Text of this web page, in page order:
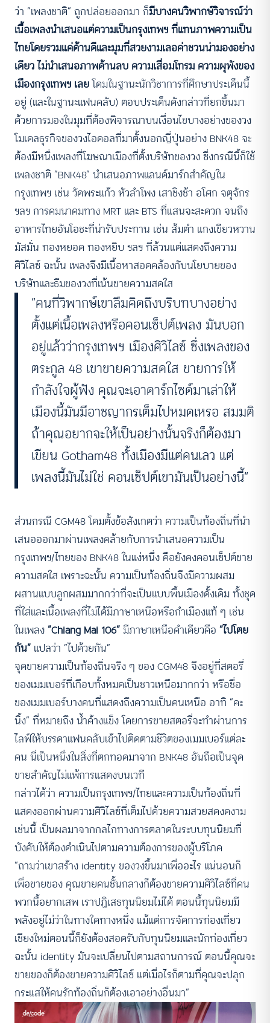
ว่า “เพลงชาติ” ถูกปล่อยออกมา ก็มีบางคนวิพากษ์วิจารณ์ว่า
เนื้อเพลงนำเสนอแต่ความเป็นกรุงเทพฯ ที่แทนภาพความเป็น
ไทยโดยรวมแค่ด้านดีและมุมที่สวยงามเลอค่าชวนน่ามองอย่าง
เดียว ไม่นำเสนอภาพด้านลบ ความเสื่อมโทรม ความผุพังของ
เมืองกรุงเทพฯ เลยโดมในฐานะนักวิชาการที่ศึกษาประเด็นนี้
อยู่ (และในฐานะแฟนคลับ) ตอบประเด็นดังกล่าวที่ยกขึ้นมา
ด้วยการมองในมุมที่ต้องพิจารณาบนเงื่อนไขบางอย่างของวง
โมเดลธุรกิจของวงไอดอลที่มาตั้งนอกญี่ปุ่นอย่าง BNK48 จะ
ต้องมีหนึ่งเพลงที่โฆษณาเมืองที่ตั้งบริษัทของวง ซึ่งกรณีนี้ก็ใช้
เพลงชาติ “BNK48” นำเสนอภาพแลนด์มาร์กสำคัญใน
กรุงเทพฯ เช่น วัดพระแก้ว หัวลำโพง เสาชิงช้า อโศก จตุจักร
ฯลฯ การคมนาคมทาง MRT และ BTS ที่แสนจะสะดวก จนถึง
อาหารไทยอันโอชะที่น่ารับประทาน เช่น ส้มตำ แกงเขียวหวาน
มัสมั่น ทองหยอด ทองหยิบ ฯลฯ ที่ล้วนแต่แสดงถึงความ
ศิวิไลซ์ ฉะนั้น เพลงจึงมีเนื้อหาสอดคล้องกับนโยบายของ
บริษัทและธีมของวงที่เน้นขายความสดใส
“คนที่วิพากษ์เขาลืมคิดถึงบริบทบางอย่าง
ตั้งแต่เนื้อเพลงหรือคอนเซ็ปต์เพลง มันบอก
อยู่แล้วว่ากรุงเทพฯ เมืองศิวิไลซ์ ซึ่งเพลงของ
ตระกูล 48 เขาขายความสดใส ขายการให้
กำลังใจผู้ฟัง คุณจะเอาดาร์กไซด์มาเล่าให้
เมืองนี้มันมีอาชญากรเต็มไปหมดเหรอ สมมติ
ถ้าคุณอยากจะให้เป็นอย่างนั้นจริงก็ต้องมา
เขียน Gotham48 ทั้งเมืองมีแต่คนเลว แต่
เพลงนี้มันไม่ใช่ คอนเซ็ปต์เขามันเป็นอย่างนี้”
ส่วนกรณี CGM48 โดมตั้งข้อสังเกตว่า ความเป็นท้องถิ่นที่นำ
เสนอออกมาผ่านเพลงคล้ายกับการนำเสนอความเป็น
กรุงเทพฯ/ไทยของ BNK48 ในแง่หนึ่ง คือยังคงคอนเซ็ปต์ขาย
ความสดใส เพราะฉะนั้น ความเป็นท้องถิ่นจึงมีความผสม
ผสานแบบลูกผสมมากกว่าที่จะเป็นแบบพื้นเมืองดั้งเดิม ทั้งชุด
ที่ใส่และเนื้อเพลงที่ไม่ได้มีภาษาเหนือหรือกำเมืองแท้ ๆ เช่น
ในเพลง“Chiang Mai 106”มีภาษาเหนือคำเดียวคือ “ไปโตย
กัน” แปลว่า “ไปด้วยกัน”
จุดขายความเป็นท้องถิ่นจริง ๆ ของ CGM48 จึงอยู่ที่สตอรี่
ของเมมเบอร์ที่เกือบทั้งหมดเป็นชาวเหนือมากกว่า หรือชื่อ
ของเมมเบอร์บางคนที่แสดงถึงความเป็นคนเหนือ อาทิ “คะ
นิ้ง” ที่หมายถึง น้ำค้างแข็ง โดยการขายสตอรี่จะทำผ่านการ
ไลฟ์ให้บรรดาแฟนคลับเข้าไปติดตามชีวิตของเมมเบอร์แต่ละ
คน นี่เป็นหนึ่งในสิ่งที่ตกทอดมาจาก BNK48 อันถือเป็นจุด
ขายสำคัญไม่แพ้การแสดงบนเวที
กล่าวได้ว่า ความเป็นกรุงเทพฯ/ไทยและความเป็นท้องถิ่นที่
แสดงออกผ่านความศิวิไลซ์ที่เต็มไปด้วยความสวยสดงดงาม
เช่นนี้ เป็นผลมาจากกลไกทางการตลาดในระบบทุนนิยมที่
บังคับให้ต้องดำเนินไปตามความต้องการของผู้บริโภค
“ถามว่าเขาสร้าง identity ของวงขึ้นมาเพื่ออะไร แน่นอนก็
เพื่อขายของ คุณขายคนชั้นกลางก็ต้องขายความศิวิไลซ์ที่คน
พวกนี้อยากเสพ เราปฏิเสธทุนนิยมไม่ได้ ตอนนี้ทุนนิยมมี
พลังอยู่ไม่ว่าในทางใดทางหนึ่ง แม้แต่การจัดการท่องเที่ยว
เชียงใหม่ตอนนี้ก็ยังต้องสอดรับกับทุนนิยมและนักท่องเที่ยว
ฉะนั้น identity มันจะเปลี่ยนไปตามสถานการณ์ ตอนนี้คุณจะ
ขายของก็ต้องขายความศิวิไลซ์ แต่เมื่อไรก็ตามที่คุณจะปลุก
กระแสให้คนรักท้องถิ่นก็ต้องเอาอย่างอื่นมา”